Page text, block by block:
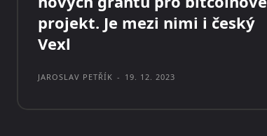
projekt. Je mezi nimi i český
Vexl
JAROSLAV PETŘÍK - 19. 12. 2023